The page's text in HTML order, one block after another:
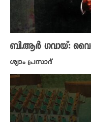
ബി.ആർ ഗവായ്:
ശ്യാം പ്രസാദ്